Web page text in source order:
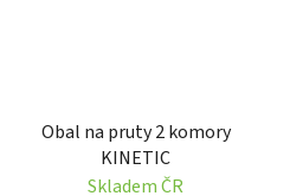
Obal na pruty 2 komory
KINETIC
Skladem ČR